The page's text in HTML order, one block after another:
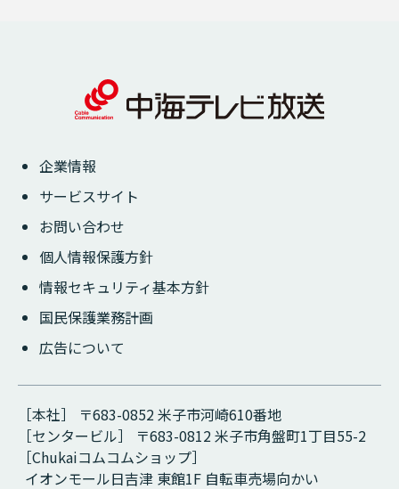
企業情報
サービスサイト
お問い合わせ
個人情報保護方針
情報セキュリティ基本方針
国民保護業務計画
広告について
［本社］ 〒683-0852 米子市河崎610番地
［センタービル］ 〒683-0812 米子市角盤町1丁目55-2
［Chukaiコムコムショップ］
イオンモール日吉津 東館1F 自転車売場向かい